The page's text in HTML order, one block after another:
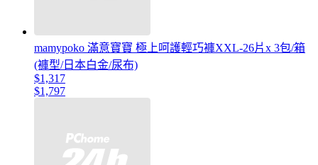
mamypoko 滿意寶寶 極上呵護輕巧褲XXL-26片x 3包/箱
(褲型/日本白金/尿布)
$1,317
$1,797